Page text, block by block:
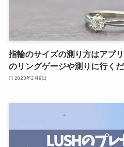
指輪のサイズの測り方はアプ
のリングゲージや測りに行く
2023年2月9日